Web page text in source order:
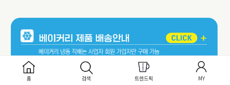
홈 검색 트렌드픽 MY